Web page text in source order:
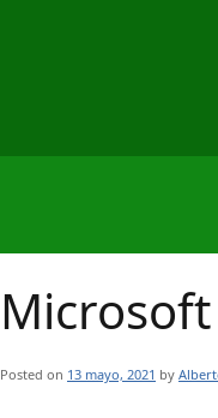
Posted on 13 mayo, 2021 by